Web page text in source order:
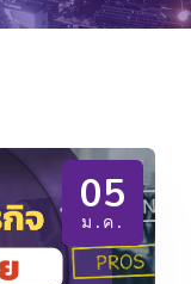
05
ม.ค.